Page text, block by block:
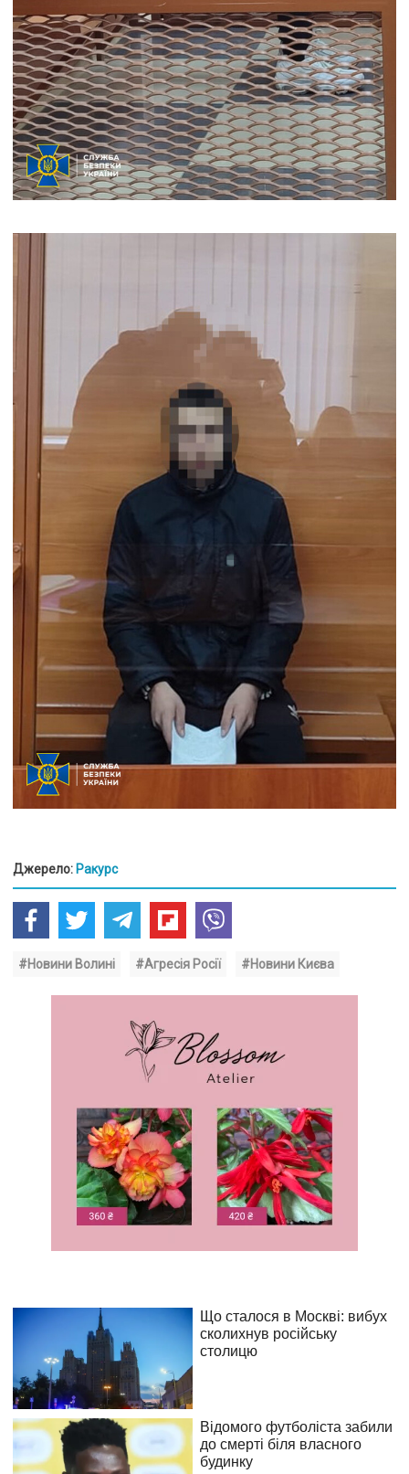
Джерело: Ракурс
#Новини Волині #Агресія Росії #Новини Києва